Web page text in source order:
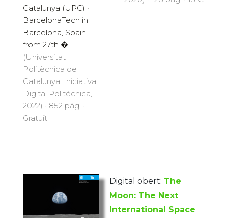
Catalunya (UPC) ·
BarcelonaTech in
Barcelona, Spain,
from 27th �...
(Universitat
Politècnica de
Catalunya. Iniciativa
Digital Politècnica,
2022) · 852 pàg. ·
Gratuït
Digital obert: The
Moon: The Next
International Space